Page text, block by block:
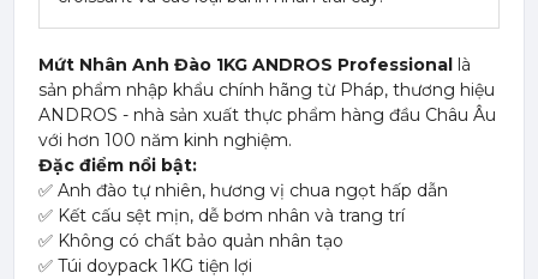
Mứt Nhân Anh Đào 1KG ANDROS Professional là
sản phẩm nhập khẩu chính hãng từ Pháp, thương hiệu
ANDROS - nhà sản xuất thực phẩm hàng đầu Châu Âu
với hơn 100 năm kinh nghiệm.
Đặc điểm nổi bật:
✅ Anh đào tự nhiên, hương vị chua ngọt hấp dẫn
✅ Kết cấu sệt mịn, dễ bơm nhân và trang trí
✅ Không có chất bảo quản nhân tạo
✅ Túi doypack 1KG tiện lợi